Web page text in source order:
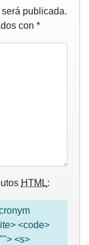
publicada.
con *
HTML:
<code>
<s>